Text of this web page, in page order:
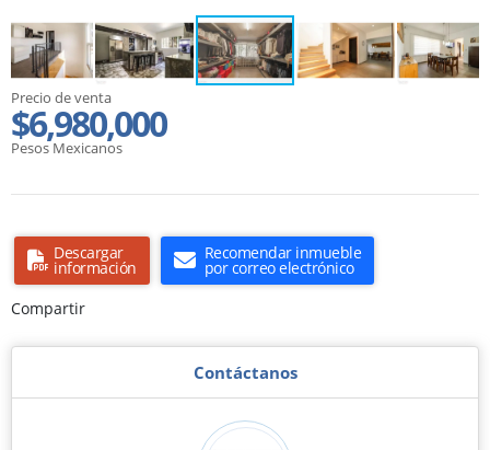
Precio de venta
$6,980,000
Pesos Mexicanos
Descargar
información
Recomendar inmueble
por correo electrónico
Compartir
Contáctanos